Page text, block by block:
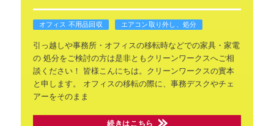
オフィス 不用品回収 エアコン取り外し、処分
引っ越しや事務所・オフィスの移転時などでの家具・家電
の処分をご検討の方は是非ともクリーンワークスへご相
談ください！
皆様こんにちは。クリーンワークスの實本
と申します。
オフィスの移転の際に、事務デスクやチェ
アーをそのまま
続きはこちら